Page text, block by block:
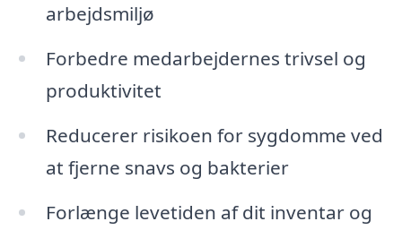
arbejdsmiljø
Forbedre medarbejdernes trivsel og
produktivitet
Reducerer risikoen for sygdomme ved
at fjerne snavs og bakterier
Forlænge levetiden af dit inventar og